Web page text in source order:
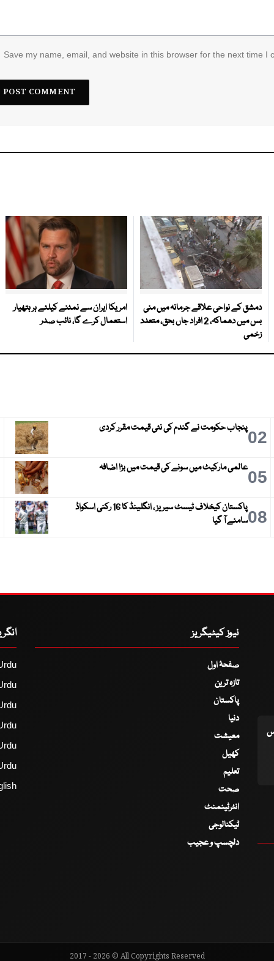
Save my name, email, and website in this browser for the next time I
دمشق کے نواحی علاقے جرمانہ میں منی
بس میں دھماکہ، 2 افراد جاں بحق، متعدد
زخمی
امریکا ایران سے نمٹنے کیلئے ہر ہتھیار
استعمال کرے گا، نائب صدر
02پنجاب حکومت نے گندم کی نئی قیمت مقرر کردی
05عالمی مارکیٹ میں سونے کی قیمت میں بڑا اضافہ
08
پاکستان کیخلاف ٹیسٹ سیریز ، انگلینڈ کا 16 رکنی اسکواڈ
سامنے آ گیا
نیوز کیٹیگریز
صفحۂ اول
تازہ ترین
پاکستان
دنیا
معیشت
کھیل
تعلیم
صحت
انٹرٹینمنٹ
ٹیکنالوجی
دلچسپ و عجیب
2017 - 2026 © All Copyrights Reserved